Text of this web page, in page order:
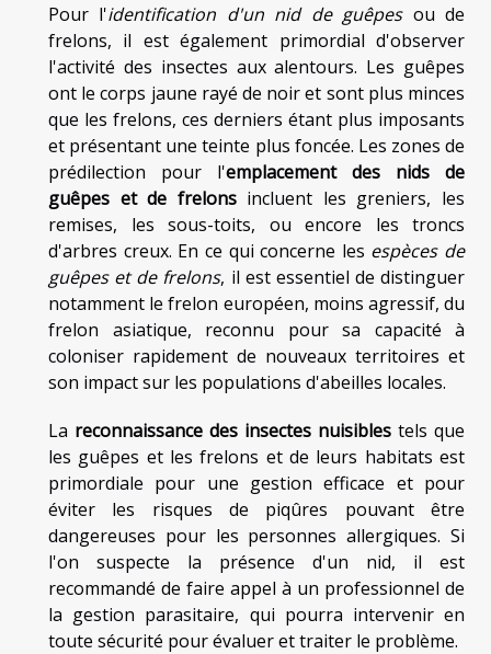
Pour l'identification d'un nid de guêpesou de
frelons, il est également primordial d'observer
l'activité des insectes aux alentours. Les guêpes
ont le corps jaune rayé de noir et sont plus minces
que les frelons, ces derniers étant plus imposants
et présentant une teinte plus foncée. Les zones de
prédilection pour l'emplacement des nids de
guêpes et de frelonsincluent les greniers, les
remises, les sous-toits, ou encore les troncs
d'arbres creux. En ce qui concerne les espèces de
guêpes et de frelons, il est essentiel de distinguer
notamment le frelon européen, moins agressif, du
frelon asiatique, reconnu pour sa capacité à
coloniser rapidement de nouveaux territoires et
son impact sur les populations d'abeilles locales.
La reconnaissance des insectes nuisibles tels que
les guêpes et les frelons et de leurs habitats est
primordiale pour une gestion efficace et pour
éviter les risques de piqûres pouvant être
dangereuses pour les personnes allergiques. Si
l'on suspecte la présence d'un nid, il est
recommandé de faire appel à un professionnel de
la gestion parasitaire, qui pourra intervenir en
toute sécurité pour évaluer et traiter le problème.